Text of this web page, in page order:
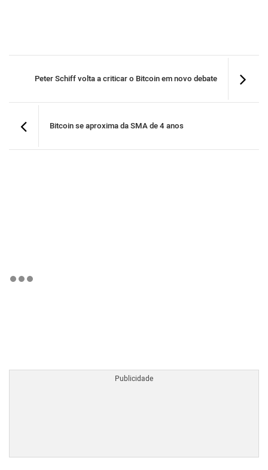
Peter Schiff volta a criticar o Bitcoin em novo debate
Bitcoin se aproxima da SMA de 4 anos